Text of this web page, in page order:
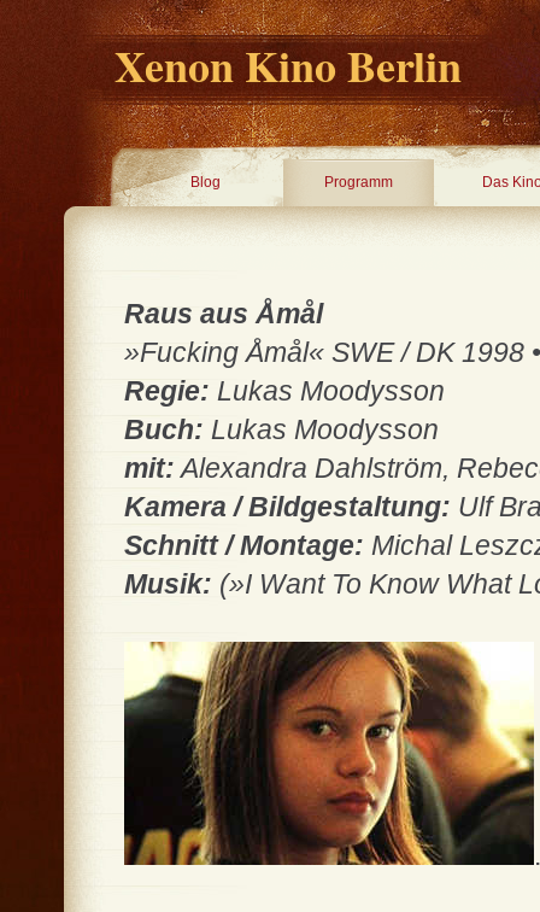
Xenon Kino Berlin
Blog Programm Das
Raus aus Åmål
»Fucking Åmål« SWE / DK 1998
Regie: Lukas Moodysson
Buch: Lukas Moodysson
mit:Alexandra Dahlström,
Kamera / Bildgestaltung: Ulf
Schnitt / Montage: Michal
Musik: (»I Want To Know What